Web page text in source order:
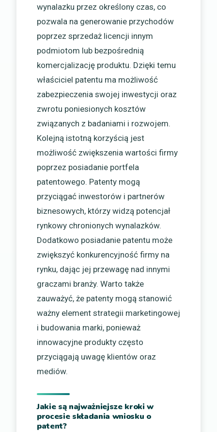
wynalazku przez określony czas, co
pozwala na generowanie przychodów
poprzez sprzedaż licencji innym
podmiotom lub bezpośrednią
komercjalizację produktu. Dzięki temu
właściciel patentu ma możliwość
zabezpieczenia swojej inwestycji oraz
zwrotu poniesionych kosztów
związanych z badaniami i rozwojem.
Kolejną istotną korzyścią jest
możliwość zwiększenia wartości firmy
poprzez posiadanie portfela
patentowego. Patenty mogą
przyciągać inwestorów i partnerów
biznesowych, którzy widzą potencjał
rynkowy chronionych wynalazków.
Dodatkowo posiadanie patentu może
zwiększyć konkurencyjność firmy na
rynku, dając jej przewagę nad innymi
graczami branży. Warto także
zauważyć, że patenty mogą stanowić
ważny element strategii marketingowej
i budowania marki, ponieważ
innowacyjne produkty często
przyciągają uwagę klientów oraz
mediów.
Jakie są najważniejsze kroki w
procesie składania wniosku o
patent?